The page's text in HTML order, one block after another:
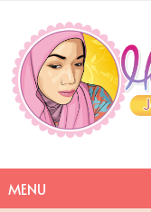
MENU